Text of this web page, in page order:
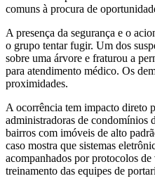
comuns à procura de
A presença da segurança e o
o grupo tentar fugir. Um dos
sobre uma árvore e fraturou a
para atendimento médico. Os
proximidades.
A ocorrência tem impacto direto
administradoras de condomínios
bairros com imóveis de alto
caso mostra que sistemas
acompanhados por protocolos
treinamento das equipes de